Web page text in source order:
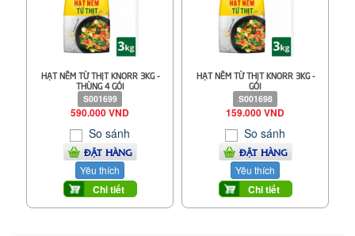
HẠT NÊM TỪ THỊT KNORR 3KG -
THÙNG 4 GÓI
S001699
590.000 VND
So sánh
ĐẶT HÀNG
Yêu thích
Chi tiết
HẠT NÊM TỪ THỊT KNORR 3KG -
GÓI
S001698
159.000 VND
So sánh
ĐẶT HÀNG
Yêu thích
Chi tiết